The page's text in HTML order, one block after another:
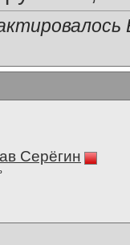
Серёгин